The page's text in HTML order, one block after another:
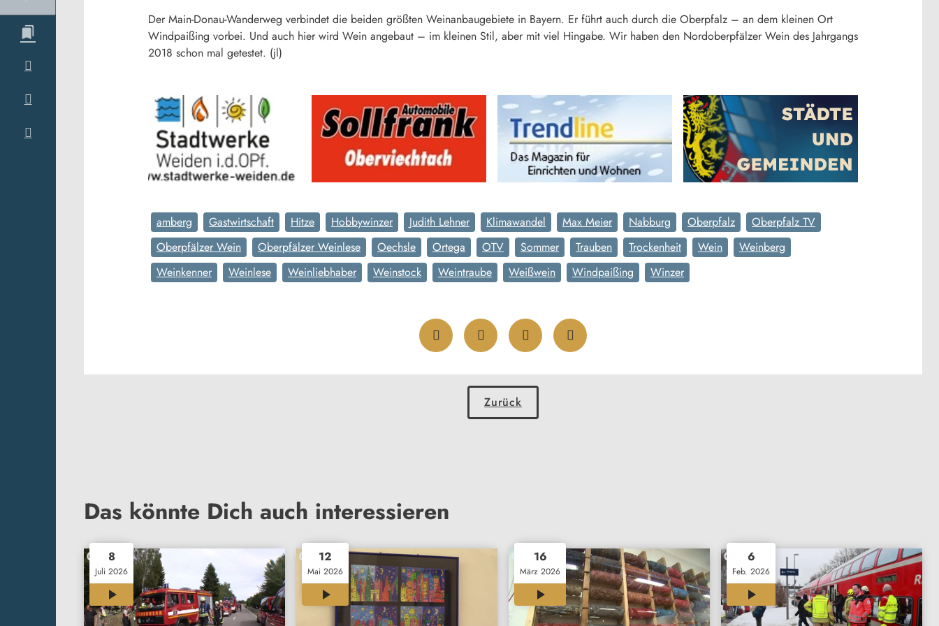
Der Main-Donau-Wanderweg verbindet die beiden größten Weinanbaugebiete in Bayern. Er führt auch durch die Oberpfalz – an dem kleinen Ort
Windpaißing vorbei. Und auch hier wird Wein angebaut – im kleinen Stil, aber mit viel Hingabe. Wir haben den Nordoberpfälzer Wein des Jahrgangs
2018 schon mal getestet. (jl)
amberg Gastwirtschaft Hitze Hobbywinzer Judith Lehner Klimawandel Max Meier Nabburg Oberpfalz
Oberpfalz TV
Oberpfälzer Wein
Oberpfälzer Weinlese Oechsle Ortega OTV Sommer Trauben Trockenheit Wein
Weinberg
Weinkenner
Weinlese Weinliebhaber Weinstock Weintraube Weißwein Windpaißing Winzer
Zurück
Das könnte Dich auch interessieren
8
Juli 2026
00:32
12
Mai 2026
16
März 2026
00:33
6
Feb. 2026
02:17